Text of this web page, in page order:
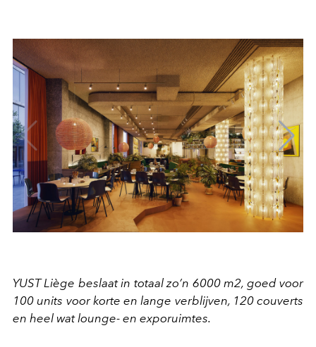
YUST Liège beslaat in totaal zo’n 6000 m2, goed voor
100 units voor korte en lange verblijven, 120 couverts
en heel wat lounge- en exporuimtes.